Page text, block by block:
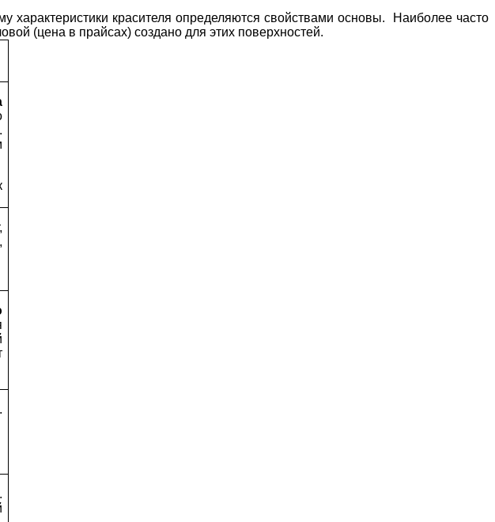
характеристики красителя определяются свойствами основы. Наиболее часто
(цена в прайсах) создано для этих поверхностей.